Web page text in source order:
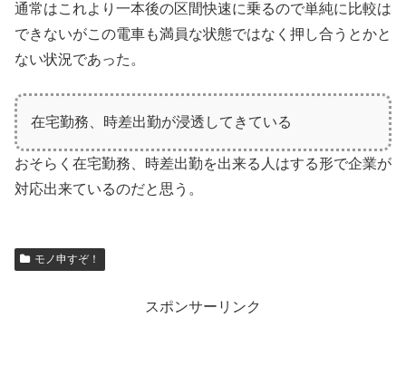
通常はこれより一本後の区間快速に乗るので単純に比較は
できないがこの電車も満員な状態ではなく押し合うとかと
ない状況であった。
在宅勤務、時差出勤が浸透してきている
おそらく在宅勤務、時差出勤を出来る人はする形で企業が
対応出来ているのだと思う。
モノ申すぞ！
スポンサーリンク